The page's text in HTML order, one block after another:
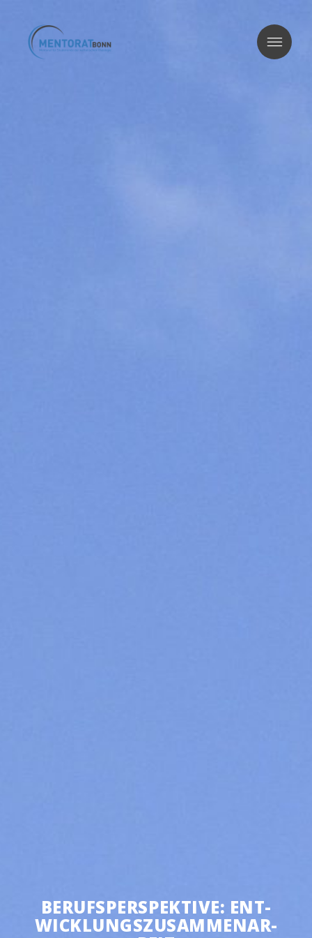
BERUFS­PER­SPEK­TI­VE: ENT­
WICK­LUNGS­ZU­SAM­MEN­AR­